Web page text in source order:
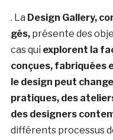
. La Design Gallery,
gés,présente des
cas qui explorent la
conçues, fabriquées
le design peut
pratiques, des
des designers
différents processus